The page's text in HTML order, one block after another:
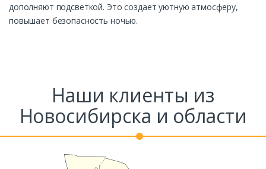
дополняют подсветкой. Это создает уютную атмосферу,
повышает безопасность ночью.
Наши клиенты из
Новосибирска и области